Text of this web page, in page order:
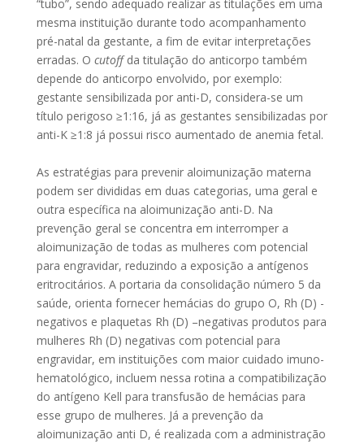
“tubo”, sendo adequado realizar as titulações em uma
mesma instituição durante todo acompanhamento
pré-natal da gestante, a fim de evitar interpretações
erradas. O cutoffda titulação do anticorpo também
depende do anticorpo envolvido, por exemplo:
gestante sensibilizada por anti-D, considera-se um
título perigoso ≥1:16, já as gestantes sensibilizadas por
anti-K ≥1:8 já possui risco aumentado de anemia fetal.
As estratégias para prevenir aloimunização materna
podem ser divididas em duas categorias, uma geral e
outra específica na aloimunização anti-D. Na
prevenção geral se concentra em interromper a
aloimunização de todas as mulheres com potencial
para engravidar, reduzindo a exposição a antígenos
eritrocitários. A portaria da consolidação número 5 da
saúde, orienta fornecer hemácias do grupo O, Rh (D) -
negativos e plaquetas Rh (D) –negativas produtos para
mulheres Rh (D) negativas com potencial para
engravidar, em instituições com maior cuidado imuno-
hematológico, incluem nessa rotina a compatibilização
do antígeno Kell para transfusão de hemácias para
esse grupo de mulheres. Já a prevenção da
aloimunização anti D, é realizada com a administração